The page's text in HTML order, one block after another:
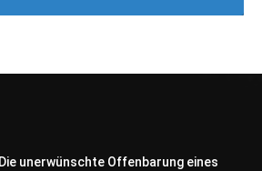
Die unerwünschte Offenbarung eines